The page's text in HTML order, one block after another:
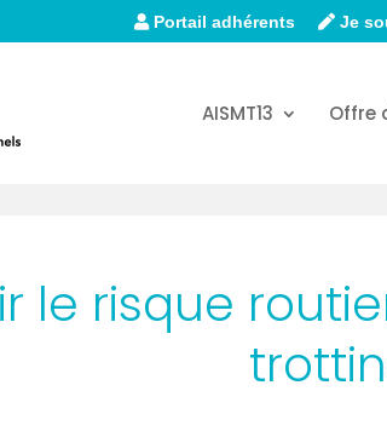
Portail adhérents Je
AISMT13 Offre
le risque